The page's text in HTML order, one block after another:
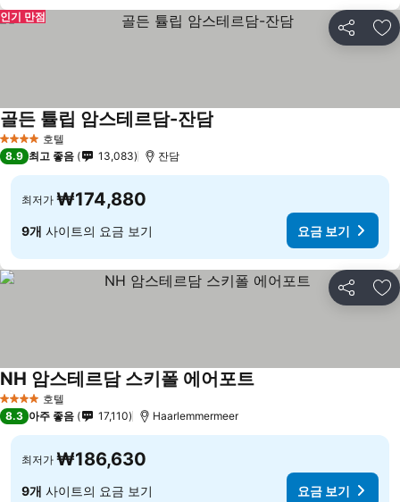
공유 즐
인기 만점
4 성급 호텔
골든 튤립 암스테르담-잔담
8.9 최고 좋음 13,083 잔담
최저가 ₩174,880
9개 사이트의 요금 보기 요금 보기
공유 즐
4 성급 호텔
NH 암스테르담 스키폴 에어포트
8.3 아주 좋음 17,110 Haarlemmermeer
최저가 ₩186,630
9개 사이트의 요금 보기 요금 보기